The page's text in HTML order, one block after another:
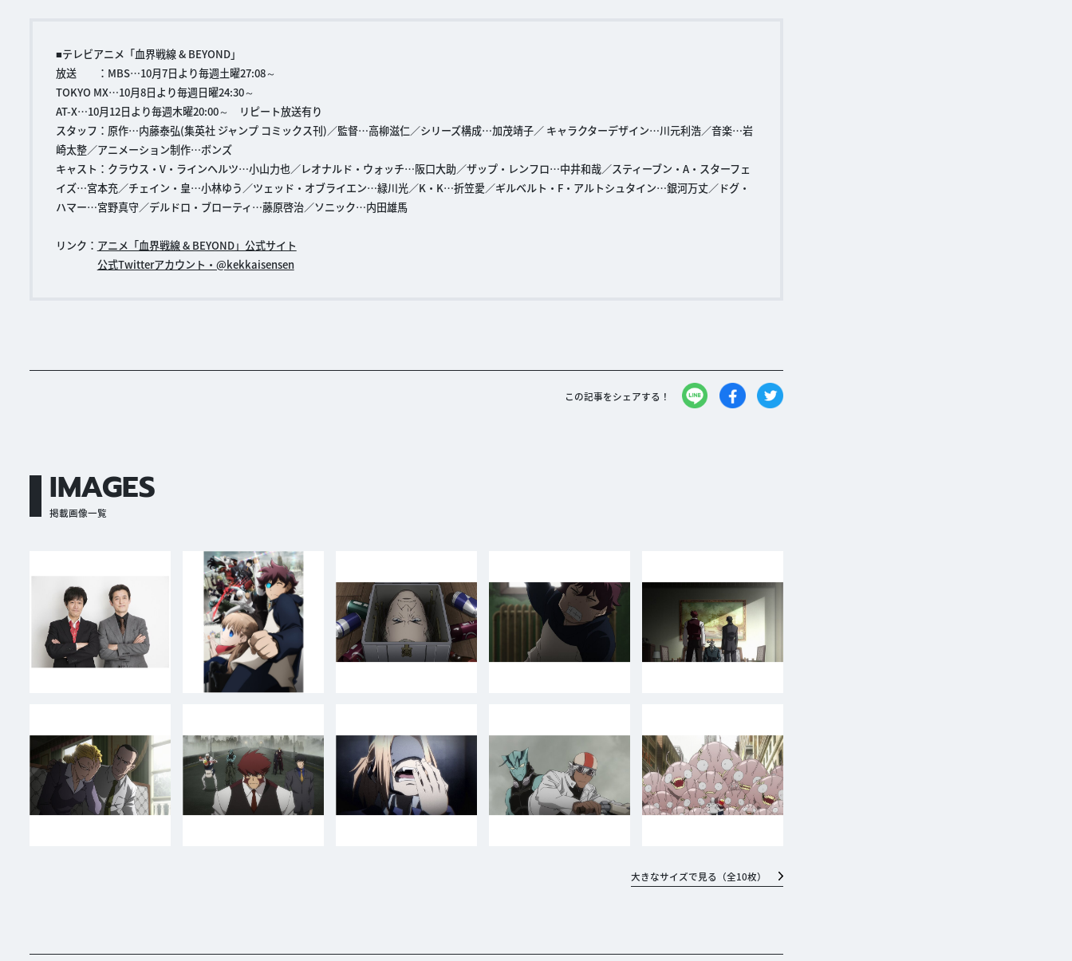
■テレビアニメ「血界戦線 & BEYOND」
放送 ：MBS…10月7日より毎週土曜27:08～
TOKYO MX…10月8日より毎週日曜24:30～
AT-X…10月12日より毎週木曜20:00～ リピート放送有り
スタッフ：原作…内藤泰弘(集英社 ジャンプ コミックス刊)／監督…高柳滋仁／シリーズ構成…加茂靖子／ キャラクターデザイン…川元利浩／音楽…岩
崎太整／アニメーション制作…ボンズ
キャスト：クラウス・V・ラインヘルツ…小山力也／レオナルド・ウォッチ…阪口大助／ザップ・レンフロ…中井和哉／スティーブン・A・スターフェ
イズ…宮本充／チェイン・皇…小林ゆう／ツェッド・オブライエン…緑川光／K・K…折笠愛／ギルベルト・F・アルトシュタイン…銀河万丈／ドグ・
ハマー…宮野真守／デルドロ・ブローティ…藤原啓治／ソニック…内田雄馬
リンク： アニメ「血界戦線 & BEYOND」公式サイト
公式Twitterアカウント・@kekkaisensen
この記事をシェアする！
IMAGES
掲載画像一覧
大きなサイズで見る（全10枚）